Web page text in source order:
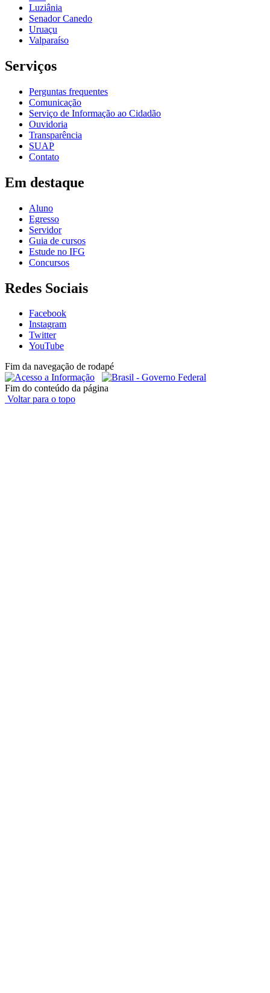
Luziânia
Senador Canedo
Uruaçu
Valparaíso
Serviços
Perguntas frequentes
Comunicação
Serviço de Informação ao Cidadão
Ouvidoria
Transparência
SUAP
Contato
Em destaque
Aluno
Egresso
Servidor
Guia de cursos
Estude no IFG
Concursos
Redes Sociais
Facebook
Instagram
Twitter
YouTube
Fim da navegação de rodapé
Fim do conteúdo da página
Voltar para o topo